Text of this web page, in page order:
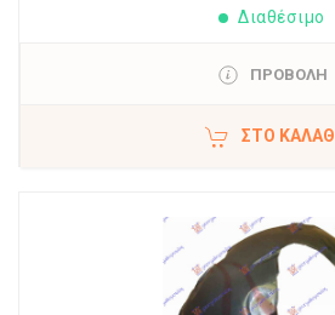
Διαθέσιμο
ΠΡΟΒΟΛΗ
ΣΤΟ ΚΑΛΆΘΙ